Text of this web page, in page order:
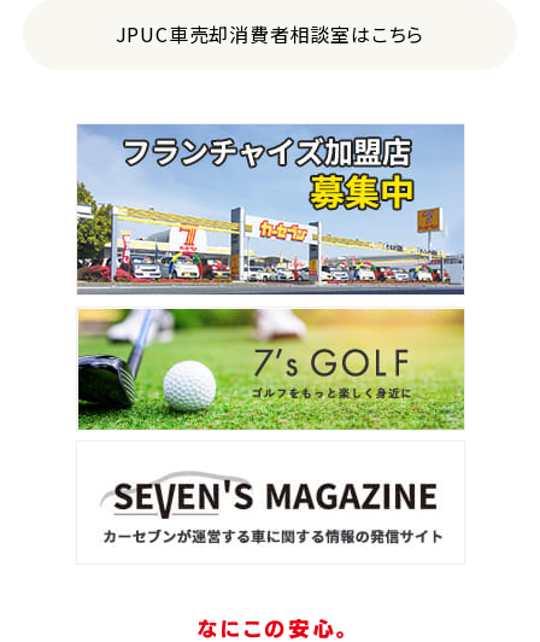
JPUC車売却消費者相談室はこちら